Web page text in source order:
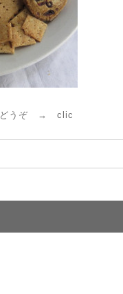
どうぞ → clic